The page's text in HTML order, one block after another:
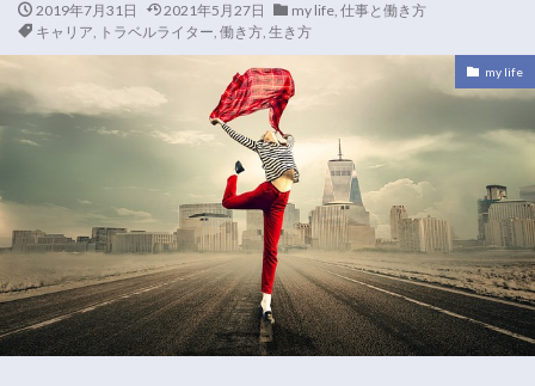
2019年7月31日 2021年5月27日 my life, 仕事と働き方
キャリア, トラベルライター, 働き方, 生き方
my life